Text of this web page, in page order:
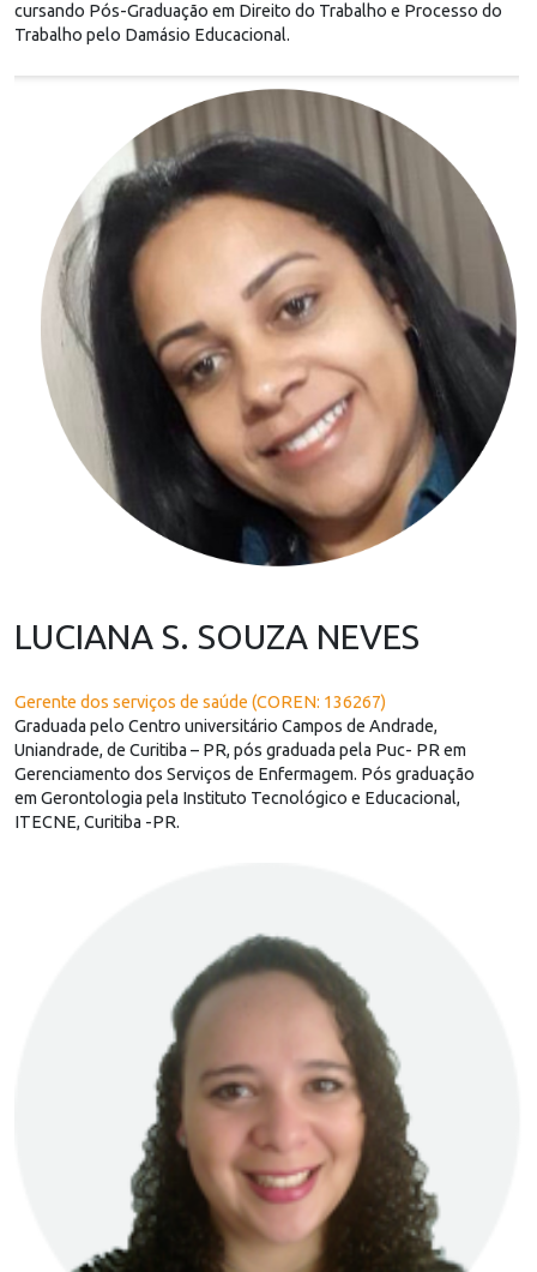
cursando Pós-Graduação em Direito do Trabalho e Processo do
Trabalho pelo Damásio Educacional.
LUCIANA S. SOUZA NEVES
Gerente dos serviços de saúde (COREN: 136267)
Graduada pelo Centro universitário Campos de Andrade,
Uniandrade, de Curitiba – PR, pós graduada pela Puc- PR em
Gerenciamento dos Serviços de Enfermagem. Pós graduação
em Gerontologia pela Instituto Tecnológico e Educacional,
ITECNE, Curitiba -PR.